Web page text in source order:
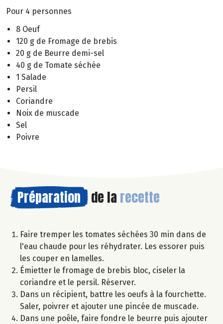
Pour 4 personnes
8 Oeuf
120 g de Fromage de brebis
20 g de Beurre demi-sel
40 g de Tomate séchée
1 Salade
Persil
Coriandre
Noix de muscade
Sel
Poivre
Préparation de la recette
Faire tremper les tomates séchées 30 min dans de
l'eau chaude pour les réhydrater. Les essorer puis
les couper en lamelles.
Émietter le fromage de brebis bloc, ciseler la
coriandre et le persil. Réserver.
Dans un récipient, battre les oeufs à la fourchette.
Saler, poivrer et ajouter une pincée de muscade.
Dans une poêle, faire fondre le beurre puis ajouter